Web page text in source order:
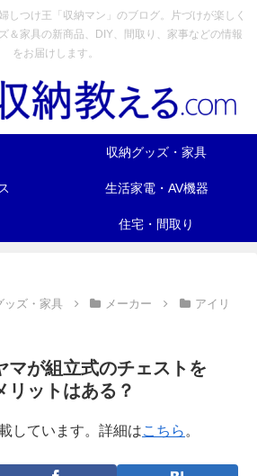
しつけ王「収納マン」のブログ。片づけが楽しく
＆家具の新商品、DIY、間取り、家事などの情報
をお届けします。
収納グッズ・家具
生活家電・AV機器
住宅・間取り
ッズ・家具 メーカー
アイリ
マが組立式のチェストを
リットはある？
しています。詳細はこちら 。